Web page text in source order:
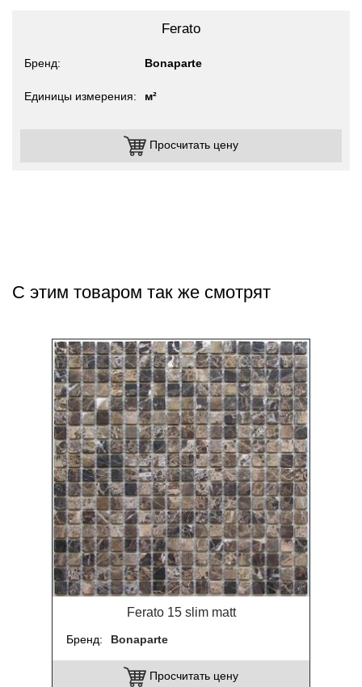
Ferato
Бренд Bonaparte
Единицы измерения м²
Просчитать цену
С этим товаром так же смотрят
Ferato 15 slim matt
Бренд Bonaparte
Просчитать цену